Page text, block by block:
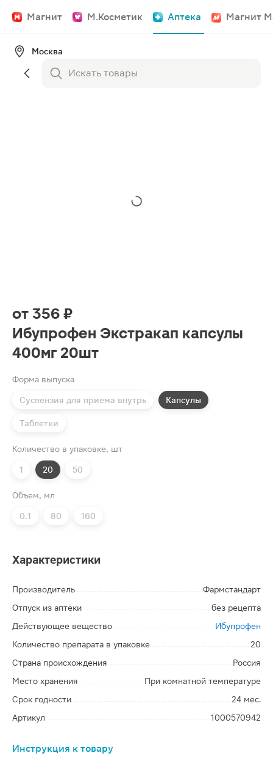
Магнит М.Косметик Аптека Магнит
Москва
от 356 ₽
Ибупрофен Экстракап капсулы
400мг 20шт
Форма выпуска
Суспензия для приема внутрь Капсулы
Таблетки
Количество в упаковке, шт
1 20 50
Объем, мл
0.1 80 160
Характеристики
Производитель
Фармстандарт
Отпуск из аптеки
без рецепта
Действующее вещество
Ибупрофен
Количество препарата в упаковке
20
Страна происхождения
Россия
Место хранения
При комнатной температуре
Срок годности
24 мес.
Артикул
1000570942
Инструкция к товару